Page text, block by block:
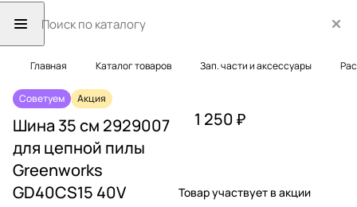
Главная Каталог товаров Зап. части и аксессуары
Советуем Акция
Шина 35 см 2929007
для цепной пилы
Greenworks
GD40CS15 40V
1 250 ₽
Товар участвует в акции